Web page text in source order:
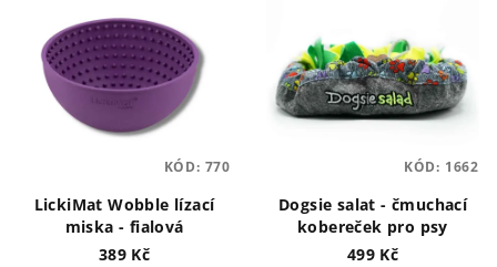
LickiMat Wobble lízací
miska - fialová
389 Kč
KÓD: 770
Dogsie salat - čmuchací
kobereček pro psy
499 Kč
KÓD: 1662